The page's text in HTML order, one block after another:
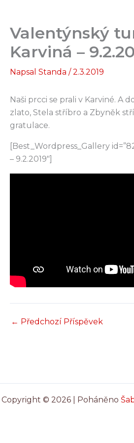
obsah
Valentýnský
Karviná –
Napsal Standa /2.3.2019
Naši prcci se prali v Karviné. A
zlato, Stela stříbro a Zbyněk
gratulace.
[Best_Wordpress_Gallery
– 9.2.2019″]
← Předchozí Příspěvek
Copyright © 2026 | Poháněno